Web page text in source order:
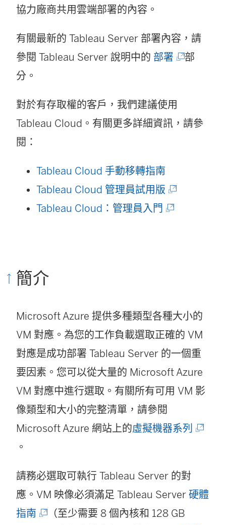
協力廠商共用雲端部署的內容。
有關最新的 Tableau Server 部署內容，請
參閱 Tableau Server 說明中的 部署 (
在
開
啟
部
分。
對於有存取權的客戶，我們建議使用
Tableau Cloud 。有關更多詳細資訊，請參
閱：
Tableau Cloud 手動移轉指南
Tableau Cloud 管理員試用版 (
連
開
啟
)
Tableau Cloud：管理員入門 (
窗
開
啟
)
簡介
Microsoft Azure 提供多種類型各種大小的
VM 對應。為您的工作負載選取正確的 VM
對應是成功部署 Tableau Server 的一個重
要因素。您可以從大量的 Microsoft Azure
VM 對應中進行選取。有關所有可用 VM 影
像類型和大小的完整清單，請參閱
Microsoft Azure 網站上的虛擬機器系列 (
新
。
請務必選取可執行 Tableau Server 的對
應。VM 映像必須滿足 Tableau Server 硬體
指南
（至少需要 8 個內核和 128 GB